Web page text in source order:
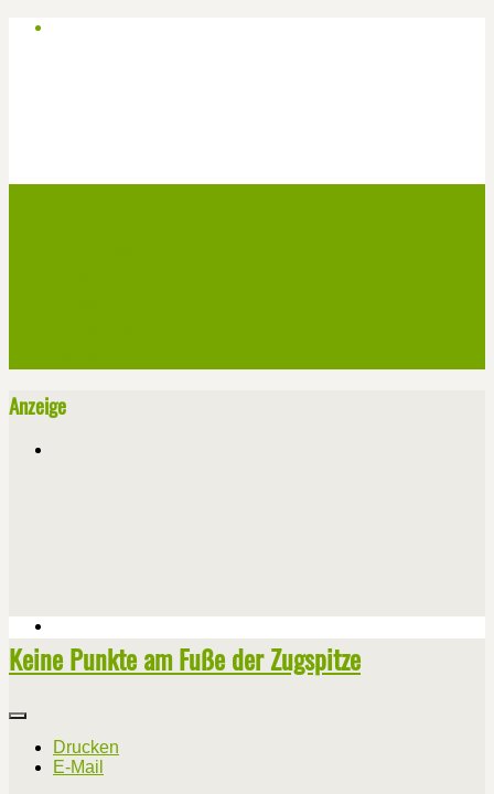
Anzeige
Keine Punkte am Fuße der Zugspitze
Drucken
E-Mail